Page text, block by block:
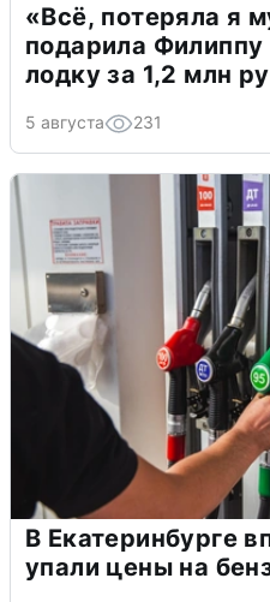
«Всё, потеряла я
подарила
лодку за 1,2 млн
5 августа 231
В Екатеринбурге
упали цены на